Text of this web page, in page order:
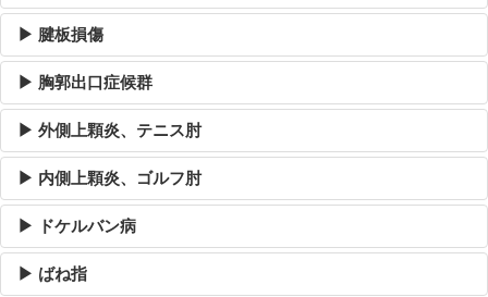
▶ 腱板損傷
▶ 胸郭出口症候群
▶ 外側上顆炎、テニス肘
▶ 内側上顆炎、ゴルフ肘
▶ ドケルバン病
▶ ばね指